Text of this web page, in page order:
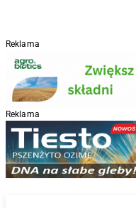
Reklama
Reklama